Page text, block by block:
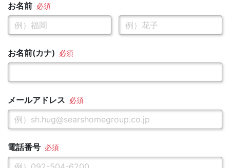
お名前
お名前(カナ)
メールアドレス
電話番号